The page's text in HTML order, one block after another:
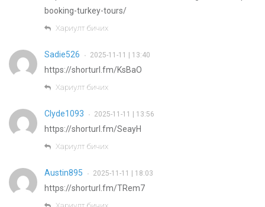
booking-turkey-tours/
Хариулт бичих
Sadie526 • 2025-11-11 | 13:40
https://shorturl.fm/KsBaO
Хариулт бичих
Clyde1093 • 2025-11-11 | 13:56
https://shorturl.fm/SeayH
Хариулт бичих
Austin895 • 2025-11-11 | 18:03
https://shorturl.fm/TRem7